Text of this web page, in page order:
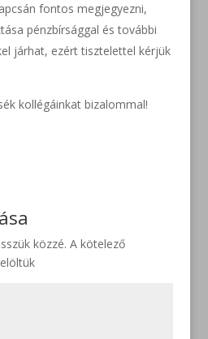
fontos megjegyezni,
pénzbírsággal és további
járhat, ezért tisztelettel kérjük
kollégáinkat bizalommal!
közzé. A kötelező